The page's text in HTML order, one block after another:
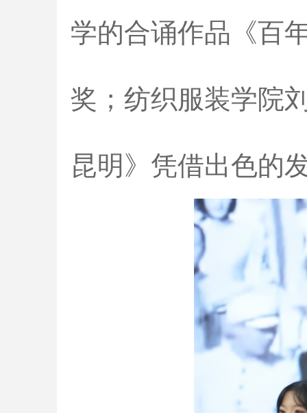
学的合诵作品《百
奖；纺织服装学院
昆明》凭借出色的